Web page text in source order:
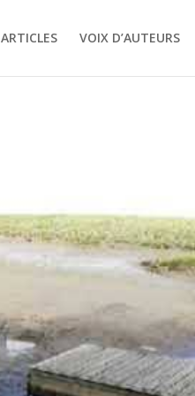
ARTICLES VOIX D’AUTEURS